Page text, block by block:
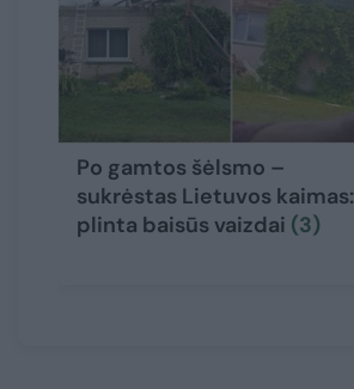
Po gamtos šėlsmo –
sukrėstas Lietuvos kaimas:
plinta baisūs vaizdai (3)